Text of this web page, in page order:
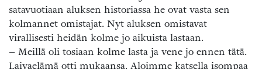
satavuotiaan aluksen historiassa he ovat vasta sen
kolmannet omistajat. Nyt aluksen omistavat
virallisesti heidän kolme jo aikuista lastaan.
– Meillä oli tosiaan kolme lasta ja vene jo ennen tätä.
Laivaelämä otti mukaansa. Aloimme katsella isompaa